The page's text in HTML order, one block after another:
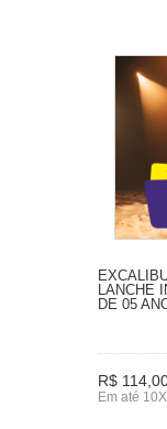
LANCHE
DE 05
R$
Em até